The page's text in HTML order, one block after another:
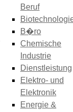
Beruf
B�ro
Chemische
Industrie
Dienstleistung
Elektro- und
Elektronik
Energie &